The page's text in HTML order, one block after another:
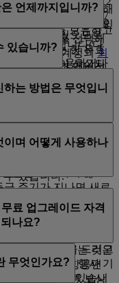
에 따라 원래 2026년 7
마일리지를 보유하고
일로 조정됩니다(다
넘 멤버십을 다음해에
기 내에 연장된 미사
티넘 등급을 유지하
원이 골드로 다운그레
만료됩니다. 자세한
행하는 동반객을 위해
석 업그레이드 보상을
용 자격을 사용하거나
할 수 있습니다.
다. 배우자, 가족, 친
수 있습니다. 지정인인
골드 파트너를 선택해
려는 회원은 계정의회
정인의 성과 멤버십
언제까지입니까?
연계되어 있으므로
을 유지하는 한 유효
원의 자격이 상실되
등급 마일리지 50,000
상태를 유지하게 됩니
있습니까?
지정 등급 주기가 모
권장합니다. 골드 파
을 달성한 경우 귀하
수 있습니다.
는 방법은 무엇입니
언제든지 골드 파트
파트너를 갱신하고
주기가 지나면 새로
다.
이며 어떻게 사용하나
하신 항공편에서 이
니다*.
래스의 좌석을 드리고
요 공휴일 및 행사 기
이 제한될 수 있습니
료 업그레이드 자격
나요?
이드 자격이 되는 것은
에미레이트 항공편
항공권 등 다른 보상
무엇인가요?